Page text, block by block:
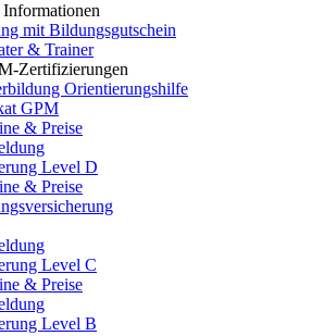
mit Bildungsgutschein
& Trainer
Zertifizierungen
Orientierungshilfe
GPM
& Preise
Level D
& Preise
Level C
& Preise
Level B